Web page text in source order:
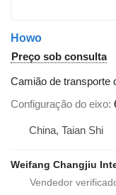
Howo
Preço sob consulta
Camião de transporte
Configuração do eixo
China, Taian Shi
Weifang Changjiu